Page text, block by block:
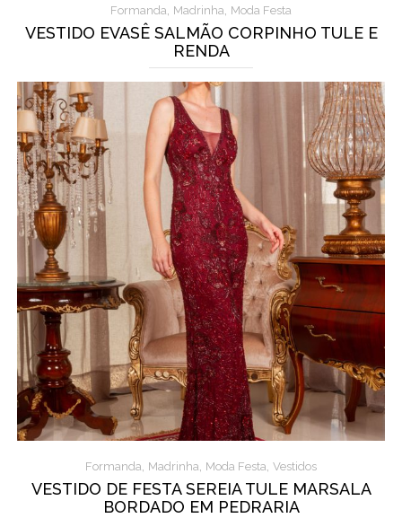
Formanda, Madrinha, Moda Festa
VESTIDO EVASÊ SALMÃO CORPINHO TULE E
RENDA
Formanda, Madrinha, Moda Festa, Vestidos
VESTIDO DE FESTA SEREIA TULE MARSALA
BORDADO EM PEDRARIA